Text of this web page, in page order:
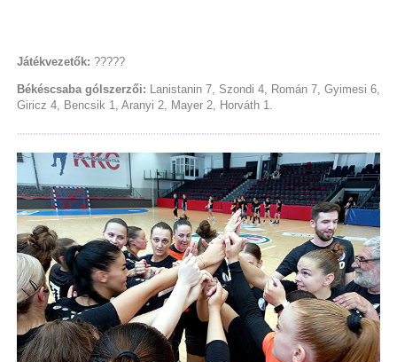
Játékvezetők: ?????
Békéscsaba gólszerzői:
Lanistanin 7, Szondi 4, Román 7, Gyimesi 6,
Giricz 4, Bencsik 1, Aranyi 2, Mayer 2, Horváth 1.